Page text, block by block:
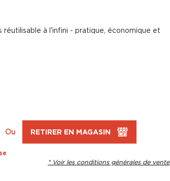
à l'infini - pratique, économique et
Ou RETIRER EN MAGASIN
* Voir les conditions générales de vente